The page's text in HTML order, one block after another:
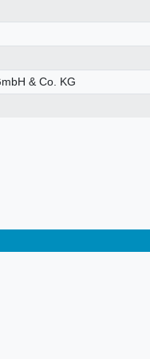
& Co. KG